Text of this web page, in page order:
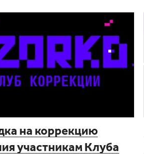
на коррекцию
участникам Клуба